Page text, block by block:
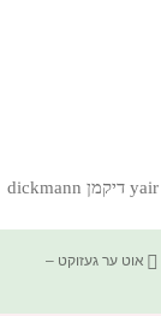
קטגוריות
אוט ער געזוקט –